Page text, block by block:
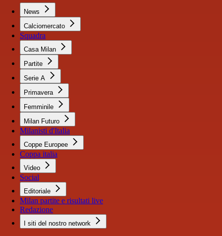
News
Calciomercato
Squadra
Casa Milan
Partite
Serie A
Primavera
Femminile
Milan Futuro
Milanisti d'Italia
Coppe Europee
Coppa italia
Video
Social
Editoriale
Milan partite e risultati live
Redazione
I siti del nostro network